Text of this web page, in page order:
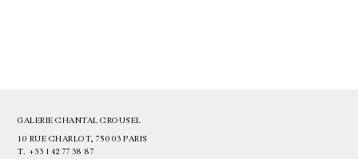
GALERIE CHANTAL CROUSEL
10 RUE CHARLOT, 75003 PARIS
T. +33 1 42 77 38 87